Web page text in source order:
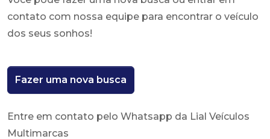
contato com nossa equipe para encontrar o veículo
dos seus sonhos!
Fazer uma nova busca
Entre em contato pelo Whatsapp da Lial Veículos
Multimarcas